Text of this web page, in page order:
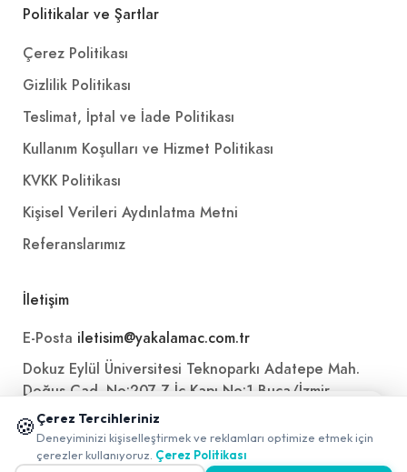
Politikalar ve Şartlar
Çerez Politikası
Gizlilik Politikası
Teslimat, İptal ve İade Politikası
Kullanım Koşulları ve Hizmet Politikası
KVKK Politikası
Kişisel Verileri Aydınlatma Metni
Referanslarımız
İletişim
E-Posta iletisim@yakalamac.com.tr
Dokuz Eylül Üniversitesi Teknoparkı Adatepe Mah.
Doğuş Cad. No:207 Z İç Kapı No:1 Buca/İzmir
🍪 Çerez Tercihleriniz
Deneyiminizi kişiselleştirmek ve reklamları optimize etmek için
çerezler kullanıyoruz. Çerez Politikası
📱 Mobil uygulamamızı keşfedin!
✖